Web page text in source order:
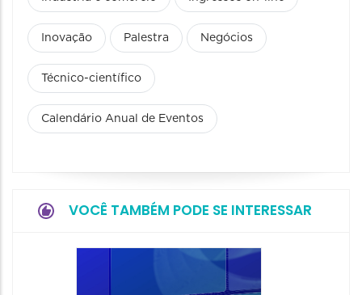
Inovação Palestra Negócios
Técnico-científico
Calendário Anual de Eventos
VOCÊ TAMBÉM PODE SE INTERESSAR